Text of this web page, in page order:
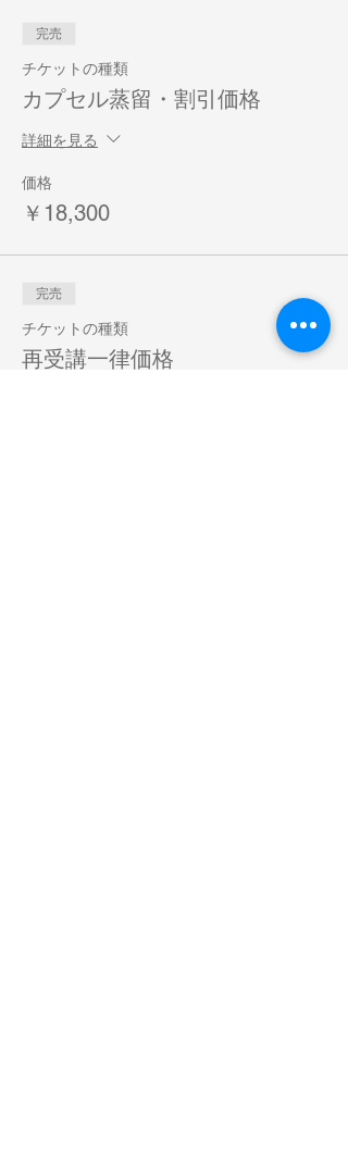
完売
チケットの種類
カプセル蒸留・割引価格
詳細を見る
価格
￥18,300
完売
チケットの種類
再受講一律価格